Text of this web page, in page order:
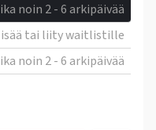
noin 2 - 6 arkipäivää
tai liity waitlistille
noin 2 - 6 arkipäivää